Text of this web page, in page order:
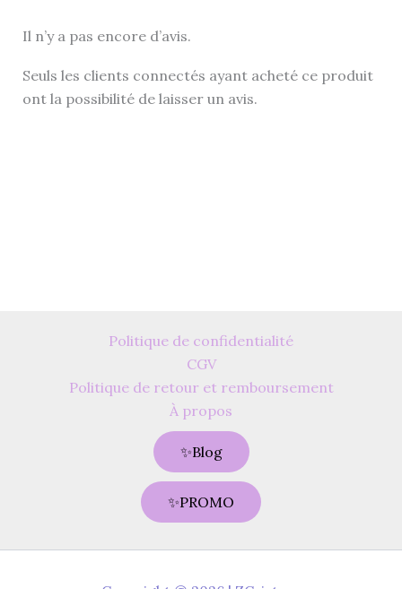
Il n’y a pas encore d’avis.
Seuls les clients connectés ayant acheté ce produit
ont la possibilité de laisser un avis.
Politique de confidentialité
CGV
Politique de retour et remboursement
À propos
✨Blog
✨PROMO
Copyright © 2026 | ZCristaux